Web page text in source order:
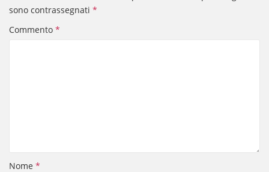
sono contrassegnati *
Commento *
Nome *